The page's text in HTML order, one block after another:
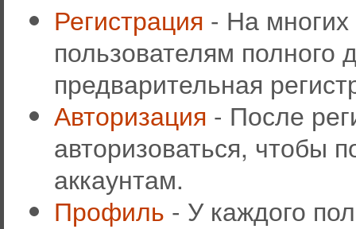
Регистрация - На
пользователям полного
предварительная
Авторизация - После
авторизоваться, чтобы
аккаунтам.
Профиль - У каждого